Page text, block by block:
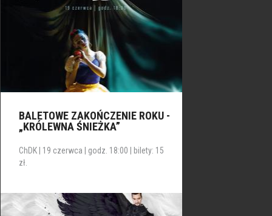
BALETOWE ZAKOŃCZENIE ROKU -
„KRÓLEWNA ŚNIEŻKA”
ChDK | 19 czerwca | godz. 18:00 | bilety: 15
zł.